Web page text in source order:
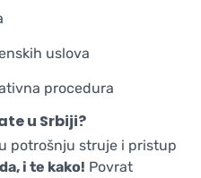
uslova
procedura
u Srbiji?
potrošnju struje i pristup
i te kako! Povrat